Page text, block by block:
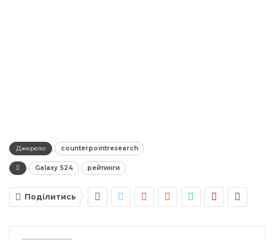
Джерело counterpointresearch
Galaxy S24 рейтинги
Поділитись